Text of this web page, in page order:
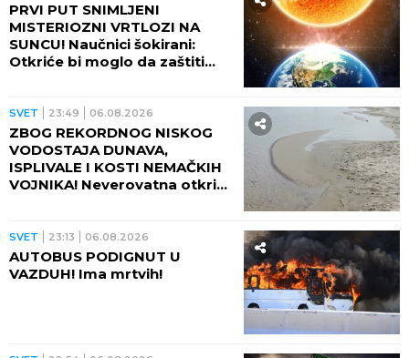
PRVI PUT SNIMLJENI
MISTERIOZNI VRTLOZI NA
SUNCU! Naučnici šokirani:
Otkriće bi moglo da zaštiti
SVET 23:49 06.08.2026
ZBOG REKORDNOG NISKOG
VODOSTAJA DUNAVA,
ISPLIVALE I KOSTI NEMAČKIH
VOJNIKA! Neverovatna otkrića
SVET 23:13 06.08.2026
AUTOBUS PODIGNUT U
VAZDUH! Ima mrtvih!